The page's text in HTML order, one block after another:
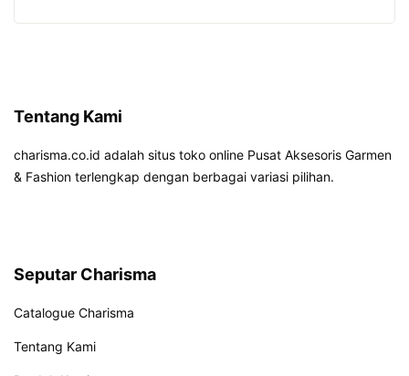
Tentang Kami
charisma.co.id adalah situs toko online Pusat Aksesoris Garmen
& Fashion terlengkap dengan berbagai variasi pilihan.
Seputar Charisma
Catalogue Charisma
Tentang Kami